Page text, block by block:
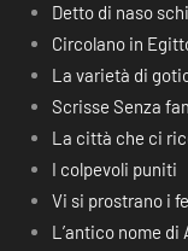
Detto di naso
Circolano in
La varietà di
Scrisse Senza
La città che ci
I colpevoli puniti
Vi si prostrano i
L’antico nome di